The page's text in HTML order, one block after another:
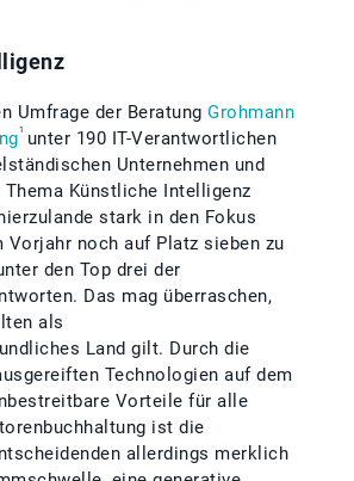
Umfrage der Beratung Grohmann
1 unter 190 IT-Verantwortlichen
Unternehmen und
Thema Künstliche Intelligenz
stark in den Fokus
Vorjahr noch auf Platz sieben zu
den Top drei der
Das mag überraschen,
als
Land gilt. Durch die
Technologien auf dem
Vorteile für alle
ist die
allerdings merklich